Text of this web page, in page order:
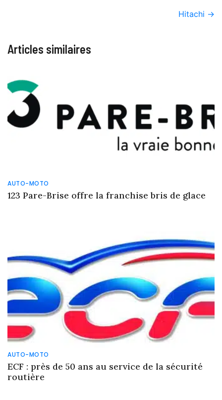
Hitachi →
Articles similaires
AUTO-MOTO
123 Pare-Brise offre la franchise bris de glace
AUTO-MOTO
ECF : près de 50 ans au service de la sécurité
routière